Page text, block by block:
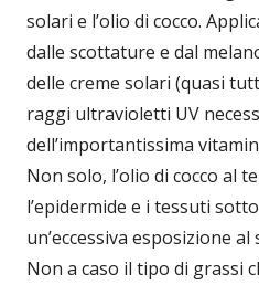
solari e l’olio di cocco.
dalle scottature e dal
delle creme solari (quasi
raggi ultravioletti UV
dell’importantissima
Non solo, l’olio di cocco al
l’epidermide e i tessuti
un’eccessiva esposizione
Non a caso il tipo di grassi